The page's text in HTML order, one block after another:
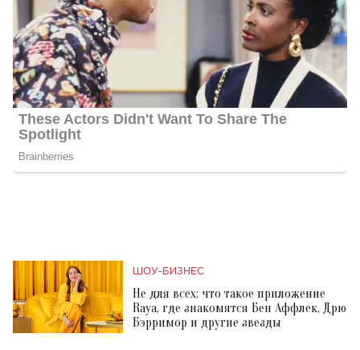
ШОУ-БИЗНЕС
Не для всех: что такое приложение
Raya, где знакомятся Бен Аффлек, Дрю
Бэрримор и другие звезды